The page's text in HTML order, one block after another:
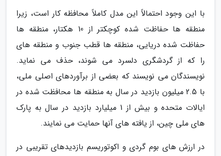
با این وجود احتمالاً این مدل کاملاً محافظه کار است، زیرا
منطقه ها حفاظت شده کوچکتر از 10 هکتار، منطقه ها
حفاظت شده دریایی، منطقه ها قطب جنوب و منطقه های
را که از گردشگری دلسرد می شوند، حذف می نماید.
نویسندگان می نویسند که بعضی از برآوردهای اصلی ملی،
با 2.5 میلیون بازدید در سال به منطقه ها محافظت شده در
ایالات متحده و بیش از 1 میلیارد بازدید در سال به پارک
های ملی چین، از یافته های آنها حمایت می نمایند.
در ارزش های بوم گردی و اکوتوریسم بازدیدهای تقریبی در